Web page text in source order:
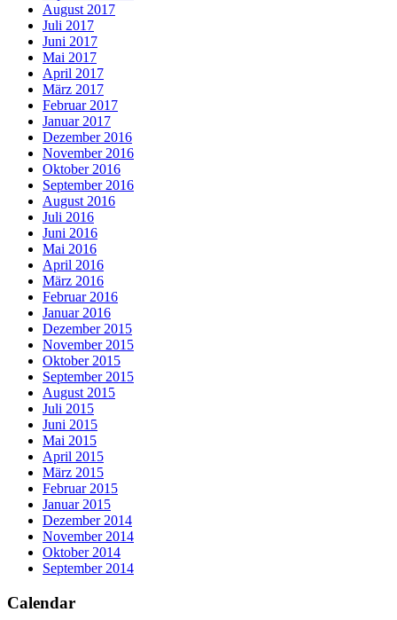
August 2017
Juli 2017
Juni 2017
Mai 2017
April 2017
März 2017
Februar 2017
Januar 2017
Dezember 2016
November 2016
Oktober 2016
September 2016
August 2016
Juli 2016
Juni 2016
Mai 2016
April 2016
März 2016
Februar 2016
Januar 2016
Dezember 2015
November 2015
Oktober 2015
September 2015
August 2015
Juli 2015
Juni 2015
Mai 2015
April 2015
März 2015
Februar 2015
Januar 2015
Dezember 2014
November 2014
Oktober 2014
September 2014
Calendar